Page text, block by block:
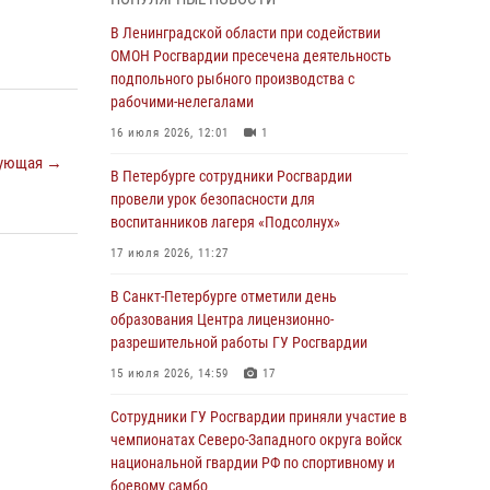
→
В Красносельском районе наряд Росгвардии
задержал правонарушителя, угрожавшего 17-
летнему подростку травматическим оружием
06 августа 2026, 13:39
оперативно задержали хулигана,
стрелявшего из пускового устройства рядом
с жилыми домами
06 августа 2026, 11:36
Сотрудники и военнослужащие Росгвардии
обеспечили правопорядок при проведении
матча "Зенит" - "Балтика"
06 августа 2026, 07:30 10
В Выборгском районе наряд Росгвардии
обнаружил разыскиваемый преступный
автотранспорт
В Ленинградской области при содействии
ОМОН Росгвардии пресечена деятельность
подпольного рыбного производства с
рабочими-нелегалами
16 июля 2026, 12:01 1
В Петербурге сотрудники Росгвардии
провели урок безопасности для
воспитанников лагеря «Подсолнух»
17 июля 2026, 11:27
В Санкт-Петербурге отметили день
образования Центра лицензионно-
разрешительной работы ГУ Росгвардии
15 июля 2026, 14:59 17
Сотрудники ГУ Росгвардии приняли участие в
чемпионатах Северо-Западного округа войск
национальной гвардии РФ по спортивному и
боевому самбо